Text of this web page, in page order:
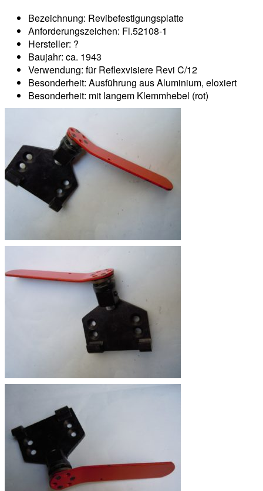
Bezeichnung: Revibefestigungsplatte
Anforderungszeichen: Fl.52108-1
Hersteller: ?
Baujahr: ca. 1943
Verwendung: für Reflexvisiere Revi C/12
Besonderheit: Ausführung aus Aluminium, eloxiert
Besonderheit: mit langem Klemmhebel (rot)